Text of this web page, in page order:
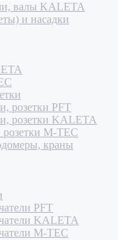
валы KALETA
и насадки
розетки PFT
розетки KALETA
M-TEC
краны
PFT
KALETA
M-TEC